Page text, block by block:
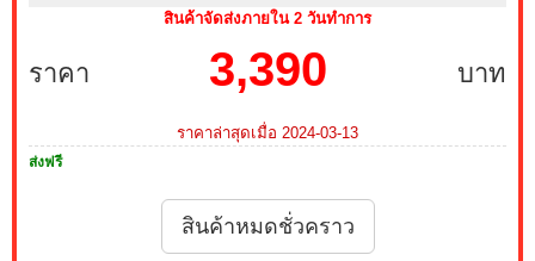
สินค้าจัดส่งภายใน 2 วันทำการ
ราคา บาท
3,390
ราคาล่าสุดเมื่อ 2024-03-13
ส่งฟรี
สินค้าหมดชั่วคราว